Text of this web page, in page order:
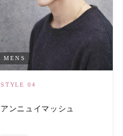
MENS
STYLE 04
アンニュイマッシュ